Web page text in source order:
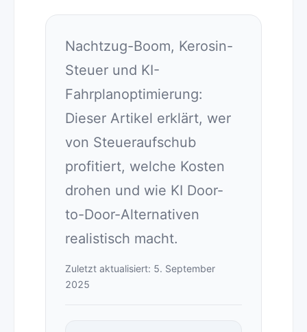
Nachtzug-Boom, Kerosin-
Steuer und KI-
Fahrplanoptimierung:
Dieser Artikel erklärt, wer
von Steueraufschub
profitiert, welche Kosten
drohen und wie KI Door-
to-Door-Alternativen
realistisch macht.
Zuletzt aktualisiert: 5. September
2025